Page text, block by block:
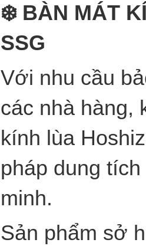
❄ BÀN MÁT
SSG
Với nhu cầu
các nhà hàng,
kính lùa
pháp dung
minh.
Sản phẩm sở